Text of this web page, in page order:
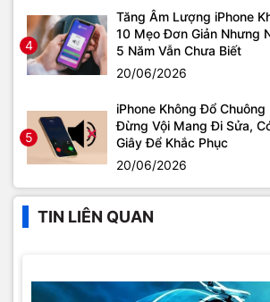
4
Tăng Âm Lượng iPhone
10 Mẹo Đơn Giản Nhưng
5 Năm Vẫn Chưa Biết
20/06/2026
5
iPhone Không Đổ Chuông
Đừng Vội Mang Đi Sửa,
Giây Để Khắc Phục
20/06/2026
TIN LIÊN QUAN